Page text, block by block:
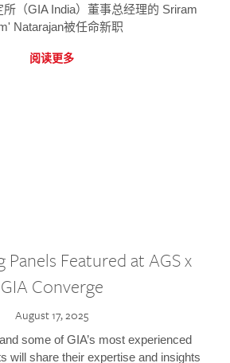
所（GIA India）董事总经理的 Sriram
Natarajan被任命新职
阅读更多
Panels Featured at AGS x
GIA Converge
August 17, 2025
some of GIA’s most experienced
will share their expertise and insights